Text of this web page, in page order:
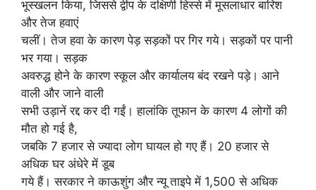
भूस्खलन किया, जिससे द्वीप के दक्षिणी हिस्से में मूसलाधार बारिश
और तेज हवाएं
चलीं। तेज हवा के कारण पेड़ सड़कों पर गिर गये। सड़कों पर पानी
भर गया। सड़क
अवरुद्ध होने के कारण स्कूल और कार्यालय बंद रखने पड़े। आने
वाली और जाने वाली
सभी उड़ानें रद्द कर दी गईं। हालांकि तूफान के कारण 4 लोगों की
मौत हो गई है,
जबकि 7 हजार से ज्यादा लोग घायल हो गए हैं। 20 हजार से
अधिक घर अंधेरे में डूब
गये हैं। सरकार ने काऊशुंग और न्यू ताइपे में 1,500 से अधिक